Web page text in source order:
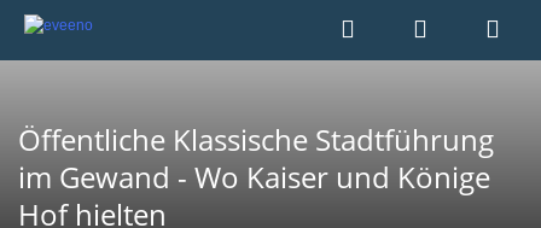
Öffentliche Klassische Stadtführung
im Gewand - Wo Kaiser und Könige
Hof hielten